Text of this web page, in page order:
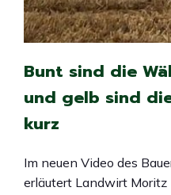
Bunt sind die
und gelb sind
kurz
Im neuen Video des
erläutert Landwirt Moritz